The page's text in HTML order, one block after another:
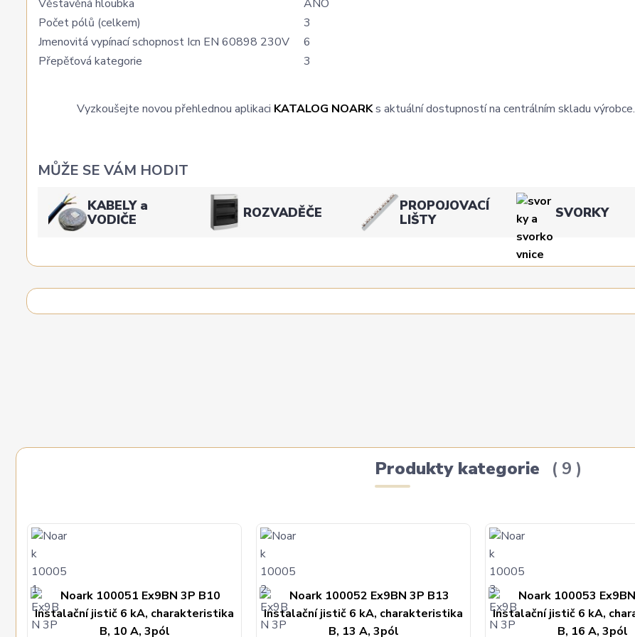
Věstavěná hloubka
ANO
Počet pólů (celkem)
3
Jmenovitá vypínací schopnost Icn EN 60898 230V
6
Přepěťová kategorie
3
Vyzkoušejte novou přehlednou aplikaci KATALOG NOARKs aktuální dostupností na centrálním skladu výrobce.
MŮŽE SE VÁM HODIT
KABELY a
VODIČE
ROZVADĚČE
PROPOJOVACÍ
LIŠTY
SVORKY
Produkty kategorie 9